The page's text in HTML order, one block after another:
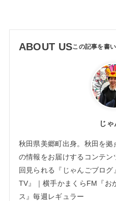
ABOUT US
じ
秋田県美郷町出身。秋田を
の情報をお届けするコンテ
回見られる『じゃんごブロ
TV』｜横手かまくらFM『お
ス』毎週レギュラー